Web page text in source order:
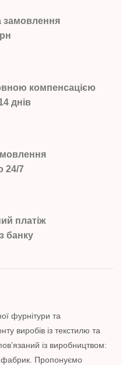
замовлення
компенсацією
днів
24/7
платіж
банку
фурнітури та
виробів із текстилю та
із виробництвом:
фабрик. Пропонуємо